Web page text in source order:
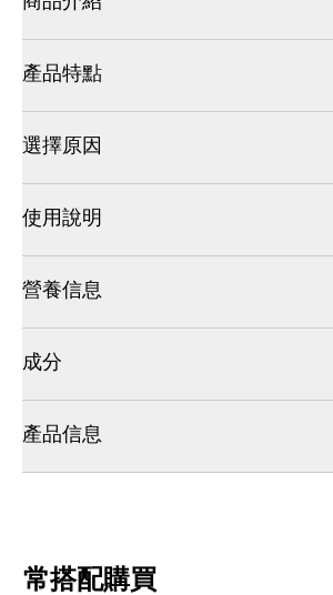
產品特點
選擇原因
使用說明
營養信息
成分
產品信息
常搭配購買